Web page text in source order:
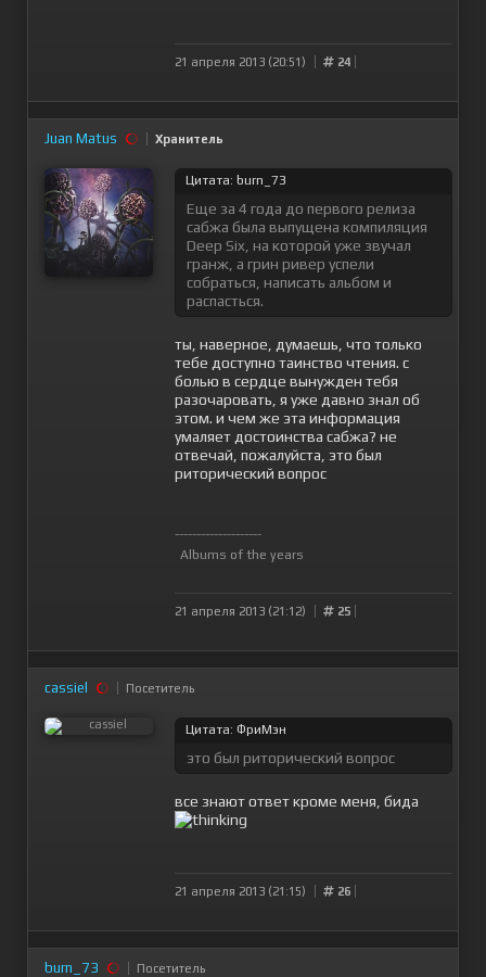
21 апреля 2013 (20:51) 24
Juan Matus Хранитель
Цитата: burn_73
Еще за 4 года до первого релиза
сабжа была выпущена компиляция
Deep Six, на которой уже звучал
гранж, а грин ривер успели
собраться, написать альбом и
распасться.
ты, наверное, думаешь, что только
тебе доступно таинство чтения. с
болью в сердце вынужден тебя
разочаровать, я уже давно знал об
этом. и чем же эта информация
умаляет достоинства сабжа? не
отвечай, пожалуйста, это был
риторический вопрос
--------------------
Albums of the years
21 апреля 2013 (21:12) 25
cassiel Посетитель
Цитата: ФриМэн
это был риторический вопрос
все знают ответ кроме меня, бида
21 апреля 2013 (21:15) 26
burn_73 Посетитель